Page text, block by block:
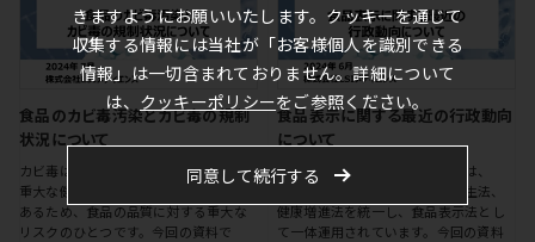
食品のカビ毒汚染とカビ毒の規制
状況について
カビ毒は、微量であってもヒトに対して
重大な健康被害を引き起こす可能性が
あるため、食品の品質に対する重大な
リスクのひとつです。今回の資料で
食品表示に関する最近の行政動向
について
我が国の食品表示に関する制度は、
2013年に従来のJAS法、食品衛生法、
健康増進法を統一し、食品表示法とし
て一体運用されています。今回の資料
きますようにお願いいたします。クッキーを通じて
収集する情報には当社が「お客様個人を識別できる
情報」は一切含まれておりません。詳細について
は、 クッキーポリシーをご参照ください。
同意して続行する